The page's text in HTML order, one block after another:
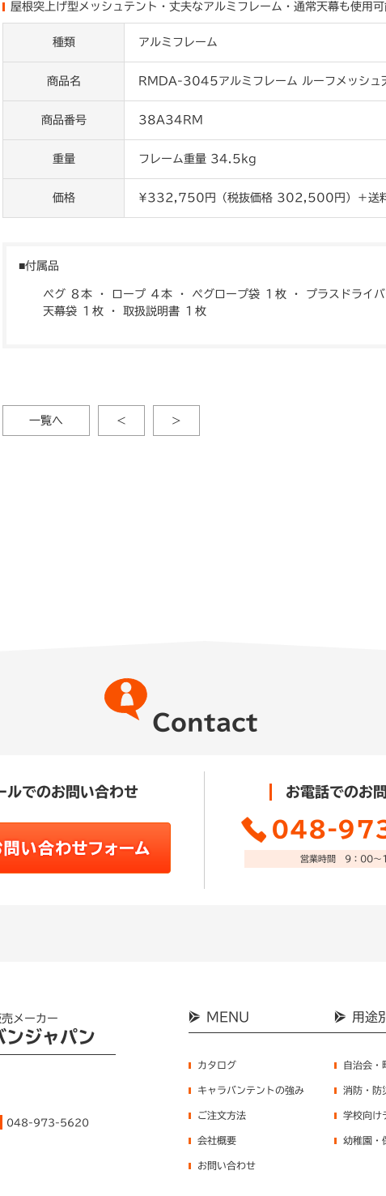
屋根突上げ型メッシュテント・丈夫なアルミフレーム・通常天幕も使用
種類 アルミフレーム
商品名 RMDA-3045アルミフレーム ルーフメッシュ
商品番号 38A34RM
重量 フレーム重量 34.5kg
価格 ¥332,750円（税抜価格 302,500円）＋送
付属品
ペグ ８本 ・ ロープ ４本 ・ ペグロープ袋 １枚 ・ プラスドライ
天幕袋 １枚 ・ 取扱説明書 １枚
一覧へ < >
Contact
ルでのお問い合わせ お電話でのお
048-
営業時間 9：00～
メーカー
ンジャパン
048-973-5620
MENU
カタログ
キャラバンテントの強み
ご注文方法
会社概要
お問い合わせ
用途
自治会・
消防・防
学校向け
幼稚園・